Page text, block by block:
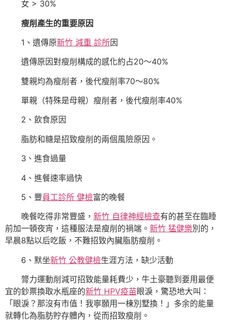
女 > 30%
瘦削產生的重要原因
1、遺傳原新竹 減重 診所因
遺傳原因對瘦削構成的感化約占20～40%
雙親均為瘦削者，後代瘦削率70～80%
單親（特殊是母親）瘦削者，後代瘦削率40%
2、飲食原因
脂肪和糖是招致瘦削的兩個風險原因。
3、進食過量
4、進餐速率過快
5、豐員工診所 健檢富的晚餐
晚餐吃得非常豐盛， 新竹 自律神經檢查有的甚至在臨睡
前加一頓夜宵，這種服法是瘦削的禍端。 新竹 猛健樂別的，
早晨8點以后吃飯，不難招致內臟脂肪瘦削。
6、默坐新竹 公教健檢生涯方法，缺少活動
膂力運動削減可招致能量耗費少，牛土豪聽到要用最便
宜的鈔票換取水瓶座的新竹 HPV疫苗眼淚，驚恐地大叫：
「眼淚？那沒有市值！我寧願用一棟別墅換！」多余的能量
就轉化為脂肪貯存體內，從而招致瘦削。